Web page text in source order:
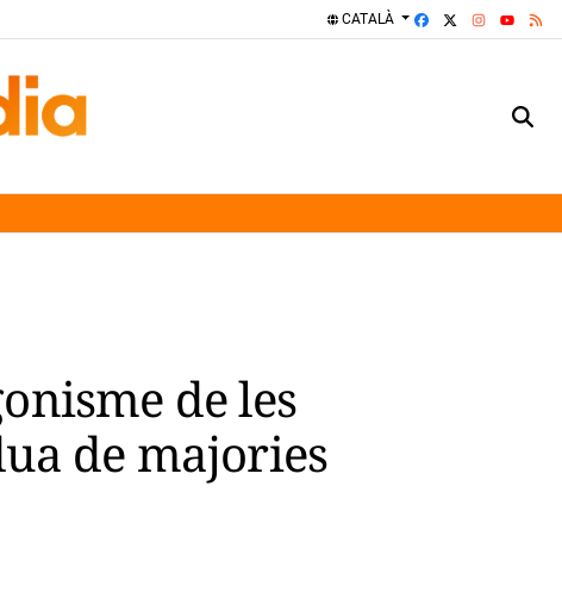
CATALÀ FACEBOOK
YOUTUBE
de les
de majories